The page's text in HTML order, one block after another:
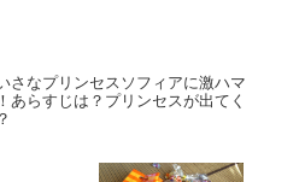
さなプリンセスソフィアに激ハマ
あらすじは？プリンセスが出てく